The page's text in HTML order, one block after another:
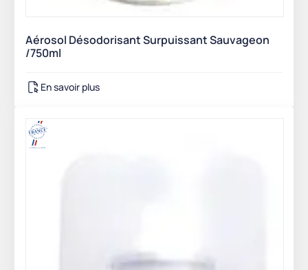
Aérosol Désodorisant Surpuissant Sauvageon
/750ml
En savoir plus